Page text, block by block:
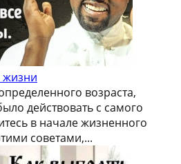
жизни
возраста,
действовать с самого
в начале жизненного
советами,...